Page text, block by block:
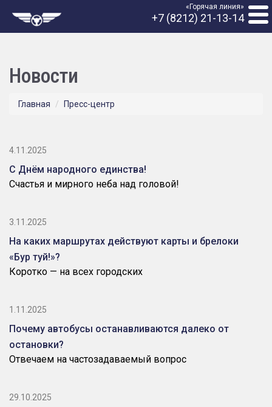
«Горячая линия»
+7 (8212) 21-13-14
Новости
Главная Пресс-центр
4.11.2025
С Днём народного единства!
Счастья и мирного неба над головой!
3.11.2025
На каких маршрутах действуют карты и брелоки
«Бур туй!»?
Коротко — на всех городских
1.11.2025
Почему автобусы останавливаются далеко от
остановки?
Отвечаем на частозадаваемый вопрос
29.10.2025